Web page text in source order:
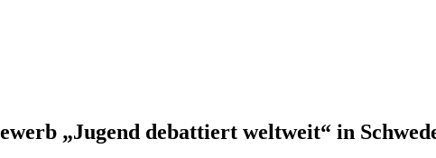
„Jugend debattiert weltweit“ in